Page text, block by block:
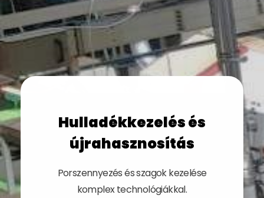
Hulladékkezelés és
újrahasznosítás
Porszennyezés és szagok kezelése
komplex technológiákkal.